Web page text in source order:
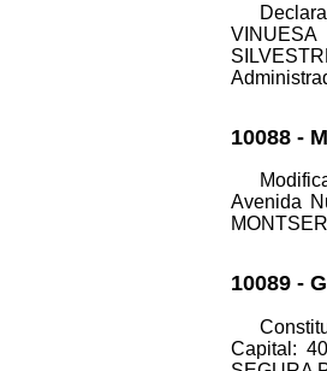
10088 -
Avenida
10089 -
Capital: